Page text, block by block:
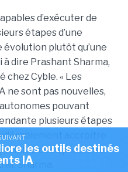
d’exécuter de
étapes d’une
plutôt qu’une
à dire Prashant Sharma,
Cyble. « Les
ne sont pas nouvelles,
autonomes pouvant
plusieurs étapes
accroître
des opérations
Sharma.
les outils destinés
IA